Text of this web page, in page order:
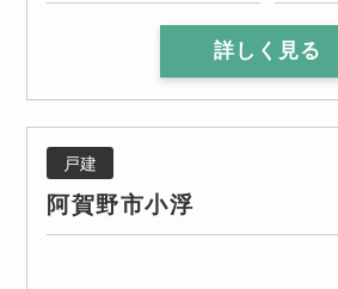
詳しく見る
戸建
阿賀野市小浮